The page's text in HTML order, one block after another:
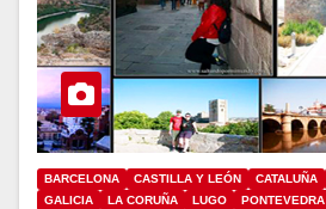
BARCELONA CASTILLA Y LEÓN CATALUÑA
GALICIA
LA CORUÑA LUGO PONTEVEDRA